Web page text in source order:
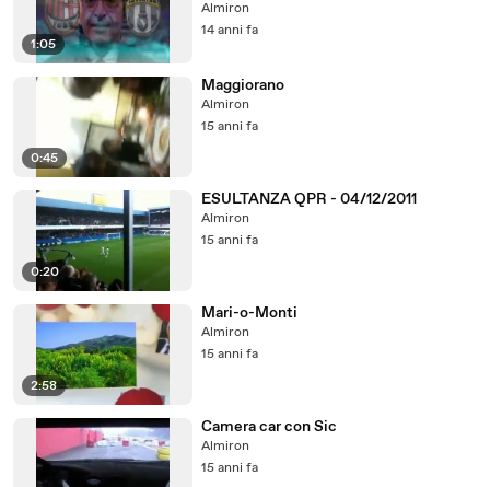
1:05
Almiron
14 anni fa
0:45
Maggiorano
Almiron
15 anni fa
0:20
ESULTANZA QPR - 04/12/2011
Almiron
15 anni fa
2:58
Mari-o-Monti
Almiron
15 anni fa
Camera car con Sic
Almiron
15 anni fa